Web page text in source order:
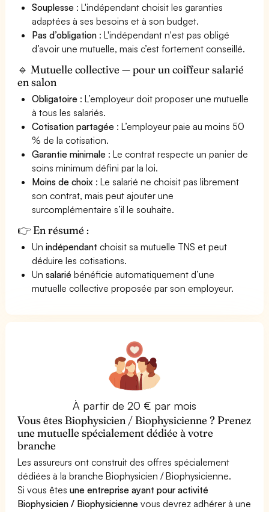
Souplesse : L'indépendant choisit les garanties
adaptées à ses besoins et à son budget.
Pas d’obligation : L'indépendant n'est pas obligé
d’avoir une mutuelle, mais c’est fortement conseillé.
🔹 Mutuelle collective — pour un coiffeur salarié
en salon
Obligatoire : L’employeur doit proposer une mutuelle
à tous les salariés.
Cotisation partagée : L’employeur paie au moins 50
% de la cotisation.
Garantie minimale : Le contrat respecte un panier de
soins minimum défini par la loi.
Moins de choix : Le salarié ne choisit pas librement
son contrat, mais peut ajouter une
surcomplémentaire s’il le souhaite.
👉 En résumé :
Unindépendant choisit sa mutuelle TNS et peut
déduire les cotisations.
Unsalarié bénéficie automatiquement d’une
mutuelle collective proposée par son employeur.
À partir de 20 € par mois
Vous êtes Biophysicien / Biophysicienne ? Prenez
une mutuelle spécialement dédiée à votre
branche
Les assureurs ont construit des offres spécialement
dédiées à la branche Biophysicien / Biophysicienne.
Si vous êtesune entreprise ayant pour activité
Biophysicien / Biophysicienne vous devrez adhérer à une